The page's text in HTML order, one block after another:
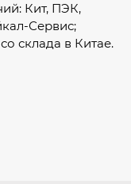
Кит, ПЭК,
Сервис;
склада в Китае.